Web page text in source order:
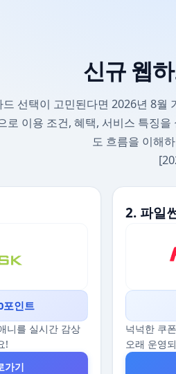
신규 웹
드 선택이 고민된다면 2026년 8월
로 이용 조건, 혜택, 서비스 특징
도 흐름을 이해
포인트
니를 실시간 감상
!
가기
2. 파일
넉넉한 쿠
오래 운영